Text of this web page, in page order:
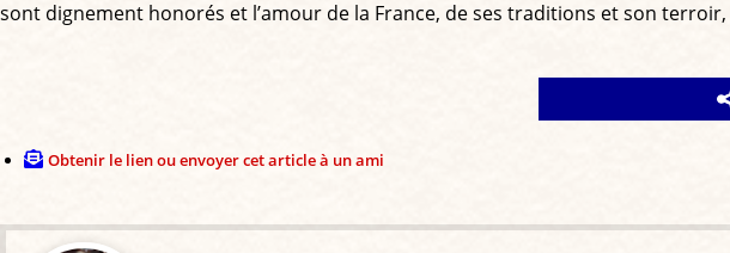
sont dignement honorés et l’amour de la France, de ses traditions et son
Obtenir le lien ou envoyer cet article à un ami